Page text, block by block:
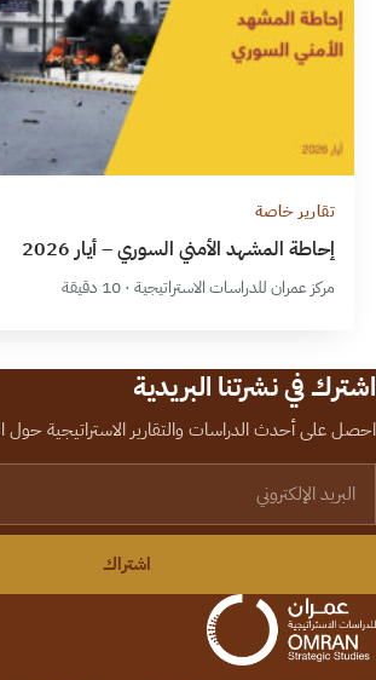
تقارير خاصة
إحاطة المشهد الأمني السوري – أيار 2026
مركز عمران للدراسات الاستراتيجية · 10 دقيقة
اشترك في نشرتنا البريدية
احصل على أحدث الدراسات والتقارير الاستراتيجية حول
اشتراك